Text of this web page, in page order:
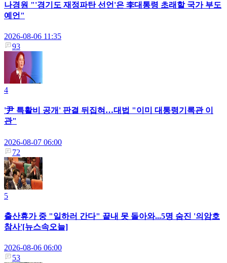
나경원 "'경기도 재정파탄 선언'은 李대통령 초래할 국가 부도
예언"
2026-08-06 11:35
93
4
'尹 특활비 공개' 판결 뒤집혀…대법 "이미 대통령기록관 이
관"
2026-08-07 06:00
72
5
출산휴가 중 "일하러 간다" 끝내 못 돌아와...5명 숨진 '의암호
참사'[뉴스속오늘]
2026-08-06 06:00
53